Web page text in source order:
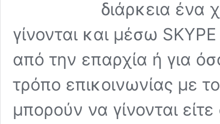
διάρκεια ένα
γίνονται και μέσω
από την επαρχία ή για
τρόπο επικοινωνίας με
μπορούν να γίνονται